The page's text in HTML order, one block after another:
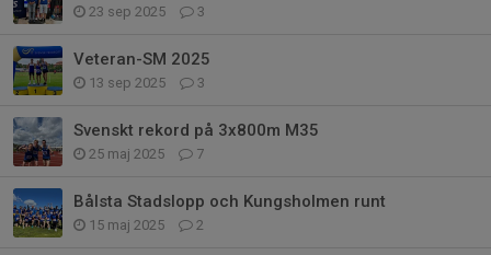
23 sep 2025 3
Veteran-SM 2025
13 sep 2025 3
Svenskt rekord på 3x800m M35
25 maj 2025 7
Bålsta Stadslopp och Kungsholmen runt
15 maj 2025 2